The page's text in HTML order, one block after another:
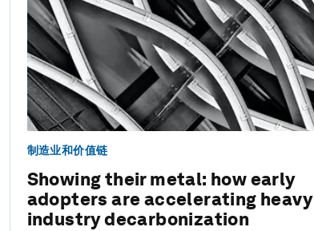
制造业和价值链
Showing their metal: how early
adopters are accelerating heavy
industry decarbonization